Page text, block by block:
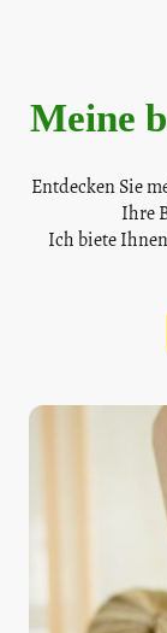
Meine
Entdecken Sie
Ihre
Ich biete